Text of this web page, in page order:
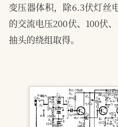
变压器体积，除6.3伏灯丝
的交流电压200伏、100伏
抽头的绕组取得。